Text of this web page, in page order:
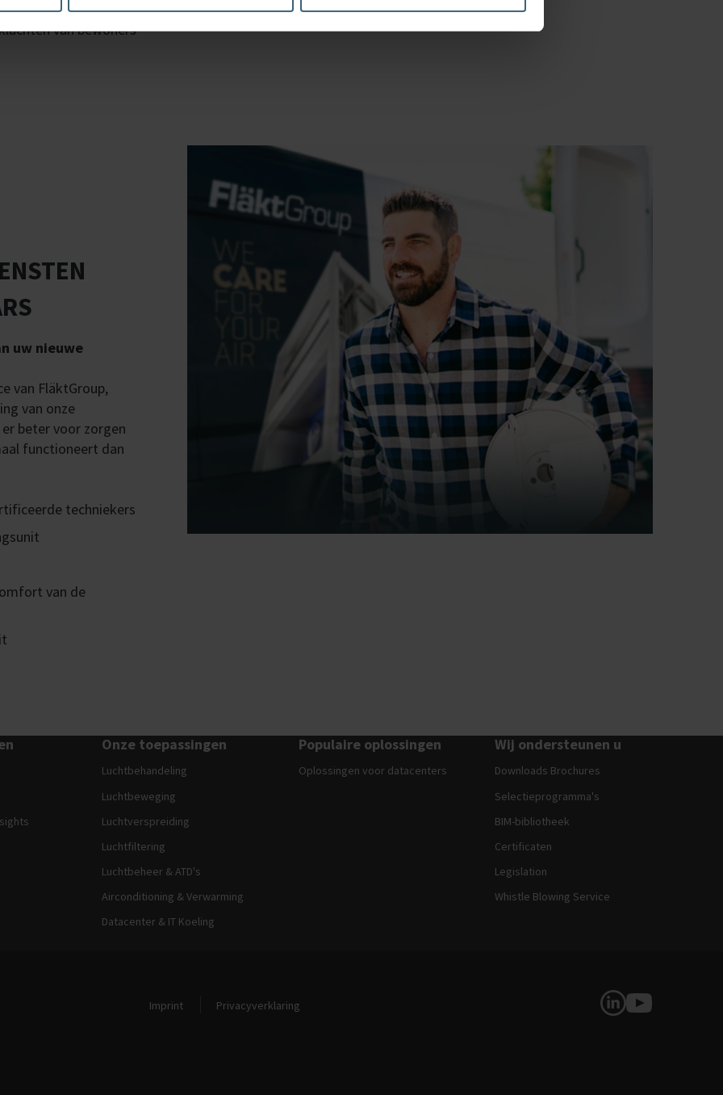
van bewoners
uw nieuwe
van FläktGroup,
van onze
beter voor zorgen
functioneert dan
techniekers
van de
Onze toepassingen
Luchtbehandeling
Luchtbeweging
Luchtverspreiding
Luchtfiltering
Luchtbeheer & ATD's
Airconditioning & Verwarming
Datacenter & IT Koeling
Populaire oplossingen
Oplossingen voor datacenters
Wij ondersteunen u
Downloads Brochures
Selectieprogramma's
BIM-bibliotheek
Certificaten
Legislation
Whistle Blowing Service
Juridische en site-informatie
Imprint Privacyverklaring
Volg ons